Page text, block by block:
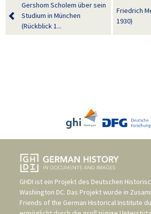
Gershom Scholem über sein
Studium in München
(Rückblick 1...
Friedrich
1930)
GHDI ist ein Projekt des Deutschen
Washington DC. Das Projekt wurde in
Friends of the German Historical Institute